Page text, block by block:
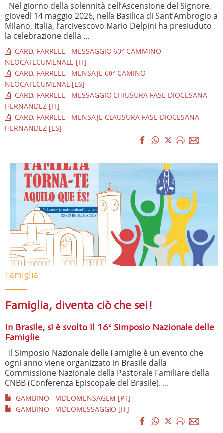
Nel giorno della solennità dell’Ascensione del Signore,
giovedì 14 maggio 2026, nella Basilica di Sant’Ambrogio a
Milano, Italia, l’arcivescovo Mario Delpini ha presiuduto
la celebrazione della ...
CARD. FARRELL - MESSAGGIO 60° CAMMINO
NEOCATECUMENALE [IT]
CARD. FARRELL - MENSAJE 60° CAMINO
NEOCATECUMENAL [ES]
CARD. FARRELL - MESSAGGIO CHIUSURA FASE DIOCESANA
HERNANDEZ [IT]
CARD. FARRELL - MENSAJE CLAUSURA FASE DIOCESANA
HERNANDEZ [ES]
Famiglia
Famiglia, diventa ciò che sei!
In Brasile, si è svolto il 16° Simposio Nazionale delle
Famiglie
Il Simposio Nazionale delle Famiglie è un evento che
ogni anno viene organizzato in Brasile dalla
Commissione Nazionale della Pastorale Familiare della
CNBB (Conferenza Episcopale del Brasile). ...
GAMBINO - VIDEOMENSAGEM [PT]
GAMBINO - VIDEOMESSAGGIO [IT]